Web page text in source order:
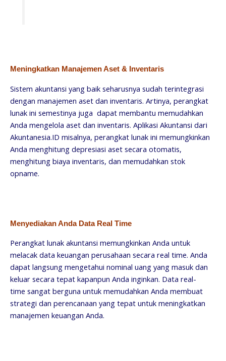
Meningkatkan Manajemen Aset & Inventaris
Sistem akuntansi yang baik seharusnya sudah terintegrasi
dengan manajemen aset dan inventaris. Artinya, perangkat
lunak ini semestinya juga dapat membantu memudahkan
Anda mengelola aset dan inventaris. Aplikasi Akuntansi dari
Akuntanesia.ID misalnya, perangkat lunak ini memungkinkan
Anda menghitung depresiasi aset secara otomatis,
menghitung biaya inventaris, dan memudahkan stok
opname.
Menyediakan Anda Data Real Time
Perangkat lunak akuntansi memungkinkan Anda untuk
melacak data keuangan perusahaan secara real time. Anda
dapat langsung mengetahui nominal uang yang masuk dan
keluar secara tepat kapanpun Anda inginkan. Data real-
time sangat berguna untuk memudahkan Anda membuat
strategi dan perencanaan yang tepat untuk meningkatkan
manajemen keuangan Anda.